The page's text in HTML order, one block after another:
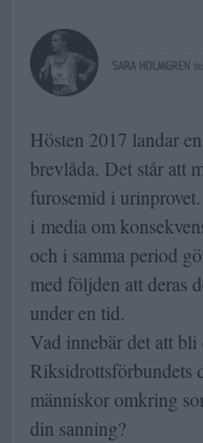
Hösten 2017 landar
brevlåda. Det står att
furosemid i
i media om
och i samma period
med följden att deras
under en tid.
Vad innebär det att
Riksidrottsförbundets
människor omkring
din sanning?